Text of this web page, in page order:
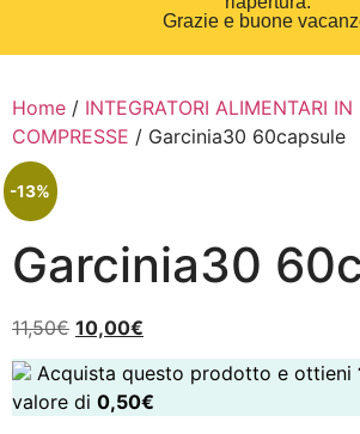
Grazie e buone
Home / INTEGRATORI ALIMENTARI
COMPRESSE / Garcinia30 60capsule
-13%
Garcinia30
11,50€ 10,00€
Acquista questo prodotto e ottieni
valore di 0,50€